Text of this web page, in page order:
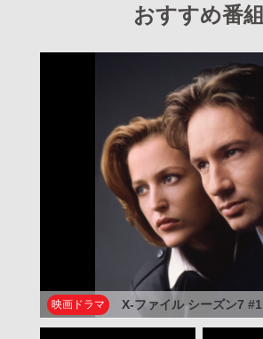
おすすめ番組